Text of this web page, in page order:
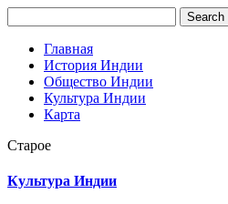
Главная
История Индии
Общество Индии
Культура Индии
Карта
Старое
Культура Индии